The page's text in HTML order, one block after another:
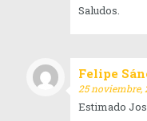
Saludos.
Felipe
25 noviembre,
Estimado